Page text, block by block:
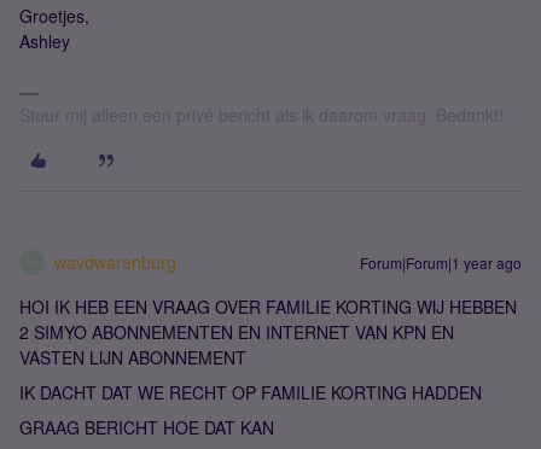
Groetjes,
Ashley
Stuur mij alleen een privé bericht als ik daarom vraag. Bedankt!
wavdwarenburg Forum|Forum|1 year ago
HOI IK HEB EEN VRAAG OVER FAMILIE KORTING WIJ HEBBEN
2 SIMYO ABONNEMENTEN EN INTERNET VAN KPN EN
VASTEN LIJN ABONNEMENT
IK DACHT DAT WE RECHT OP FAMILIE KORTING HADDEN
GRAAG BERICHT HOE DAT KAN